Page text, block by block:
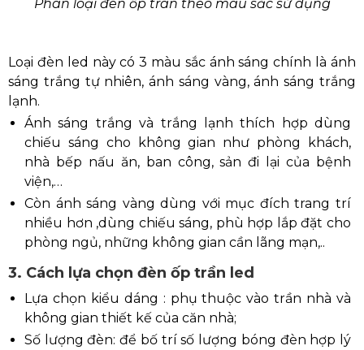
Phân loại đèn ốp trân theo màu sắc sử dụng
Loại đèn led này có 3 màu sắc ánh sáng chính là ánh
sáng trắng tự nhiên, ánh sáng vàng, ánh sáng trắng
lạnh.
Ánh sáng trắng và trắng lạnh thích hợp dùng
chiếu sáng cho không gian như phòng khách,
nhà bếp nấu ăn, ban công, sản đi lại của bệnh
viện,…
Còn ánh sáng vàng dùng với mục đích trang trí
nhiều hơn ,dùng chiếu sáng, phù hợp lắp đặt cho
phòng ngủ, những không gian cần lãng mạn,..
3. Cách lựa chọn đèn ốp trần led
Lựa chọn kiểu dáng : phụ thuộc vào trần nhà và
không gian thiết kế của căn nhà;
Số lượng đèn: để bố trí số lượng bóng đèn hợp lý